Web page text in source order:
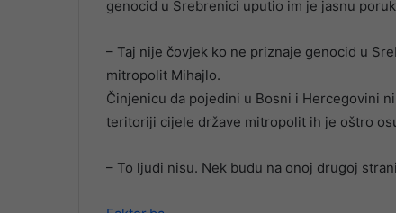
genocid u Srebrenici uputio im je jasnu
– Taj nije čovjek ko ne priznaje genocid u
mitropolit Mihajlo.
Činjenicu da pojedini u Bosni i Hercegovini
teritoriji cijele države mitropolit ih je oštro
– To ljudi nisu. Nek budu na onoj drugoj